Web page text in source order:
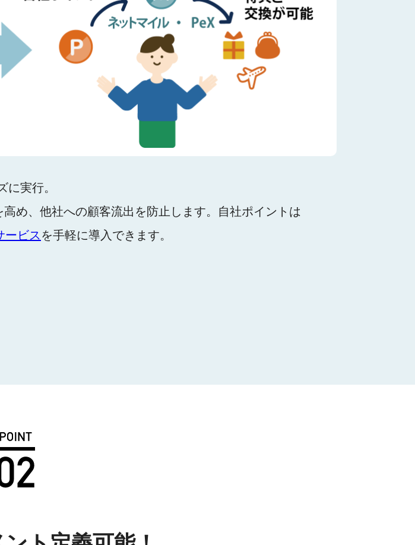
実行。
め、他社への顧客流出を防止します。自社ポイントは
ービス を手軽に導入できます。